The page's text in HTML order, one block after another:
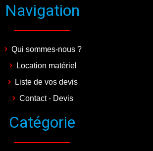
Navigation
Qui sommes-nous ?
Location matériel
Liste de vos devis
Contact - Devis
Catégorie